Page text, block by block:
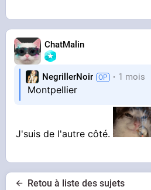
ChatMalin
NegrillerNoir 1 mois
Montpellier
J'suis de l'autre côté.
Retou à liste des sujets